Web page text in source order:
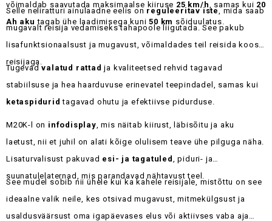
võimaldab saavutada maksimaalse kiiruse 25 km/h , samas kui 20
Ah aku tagab ühe laadimisega kuni50 km sõiduulatus.
Selle neliratturi ainulaadne eelis on reguleeritav iste
, mida saab
mugavalt reisija vedamiseks tahapoole liigutada. See pakub
lisafunktsionaalsust ja mugavust, võimaldades teil reisida koos
reisijaga.
Tugevadvalatud rattad ja kvaliteetsed rehvid tagavad
stabiilsuse ja hea haarduvuse erinevatel teepindadel, samas kui
ketaspidurid tagavad ohutu ja efektiivse pidurduse.
M20K-l on infodisplay , mis näitab kiirust, läbisõitu ja aku
laetust, nii et juhil on alati kõige olulisem teave ühe pilguga näha.
Lisaturvalisust pakuvad esi- ja tagatuled
, piduri- ja
suunatulelaternad, mis parandavad nähtavust teel.
See mudel sobib nii ühele kui ka kahele reisijale, mistõttu on see
ideaalne valik neile, kes otsivad mugavust, mitmekülgsust ja
usaldusväärsust oma igapäevases elus või aktiivses vaba aja